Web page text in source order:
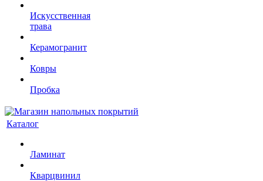
Искусственная
трава
Керамогранит
Ковры
Пробка
Каталог
Ламинат
Кварцвинил